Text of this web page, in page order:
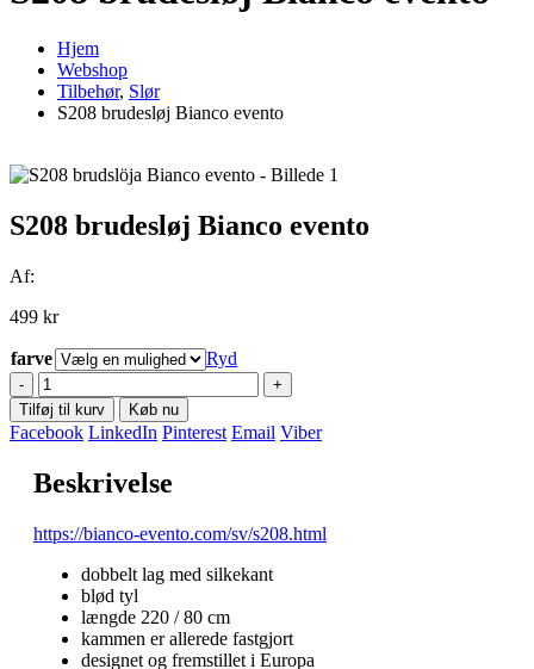
Hjem
Webshop
Tilbehør, Slør
S208 brudesløj Bianco evento
S208 brudesløj Bianco evento
Af:
499 kr
farve Ryd
-
+
Tilføj til kurv
Køb nu
Facebook LinkedIn Pinterest Email Viber
Beskrivelse
https://bianco-evento.com/sv/s208.html
dobbelt lag med silkekant
blød tyl
længde 220 / 80 cm
kammen er allerede fastgjort
designet og fremstillet i Europa